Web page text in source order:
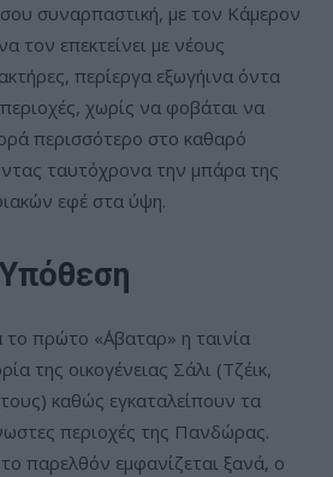
συναρπαστική, με τον Κάμερον
τον επεκτείνει με νέους
περίεργα εξωγήινα όντα
χωρίς να φοβάται να
περισσότερο στο καθαρό
ταυτόχρονα την μπάρα της
εφέ στα ύψη.
Υπόθεση
πρώτο «΄Αβαταρ» η ταινία
της οικογένειας Σάλι (Τζέικ,
τους) καθώς εγκαταλείπουν τα
περιοχές της Πανδώρας.
παρελθόν εμφανίζεται ξανά, ο